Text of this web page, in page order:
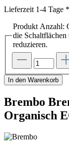
Lieferzeit 1-4 Tage
Produkt Anzahl:
die
reduzieren.
In den Warenkorb
Brembo
Organisch